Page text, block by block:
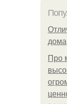
дома
Про